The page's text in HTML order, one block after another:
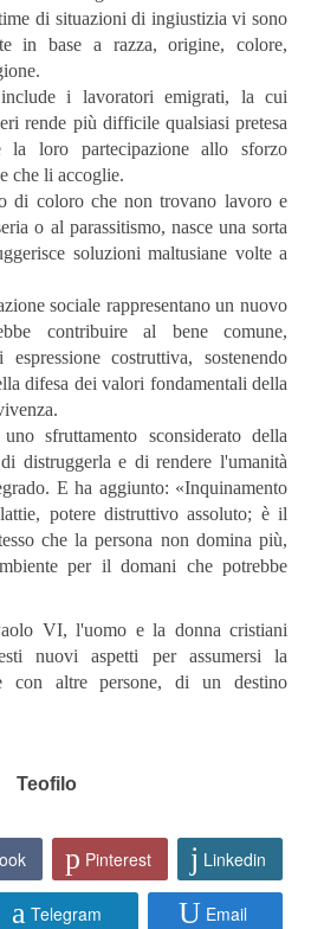
di situazioni di ingiustizia vi sono
in base a razza, origine, colore,
include i lavoratori emigrati, la cui
rende più difficile qualsiasi pretesa
la loro partecipazione allo sforzo
che li accoglie.
di coloro che non trovano lavoro e
o al parassitismo, nasce una sorta
soluzioni maltusiane volte a
sociale rappresentano un nuovo
contribuire al bene comune,
costruttiva, sostenendo
difesa dei valori fondamentali della
sfruttamento sconsiderato della
distruggerla e di rendere l'umanità
E ha aggiunto: «Inquinamento
potere distruttivo assoluto; è il
che la persona non domina più,
per il domani che potrebbe
VI, l'uomo e la donna cristiani
nuovi aspetti per assumersi la
con altre persone, di un destino
Teofilo
Pinterest Linkedin
Telegram Email